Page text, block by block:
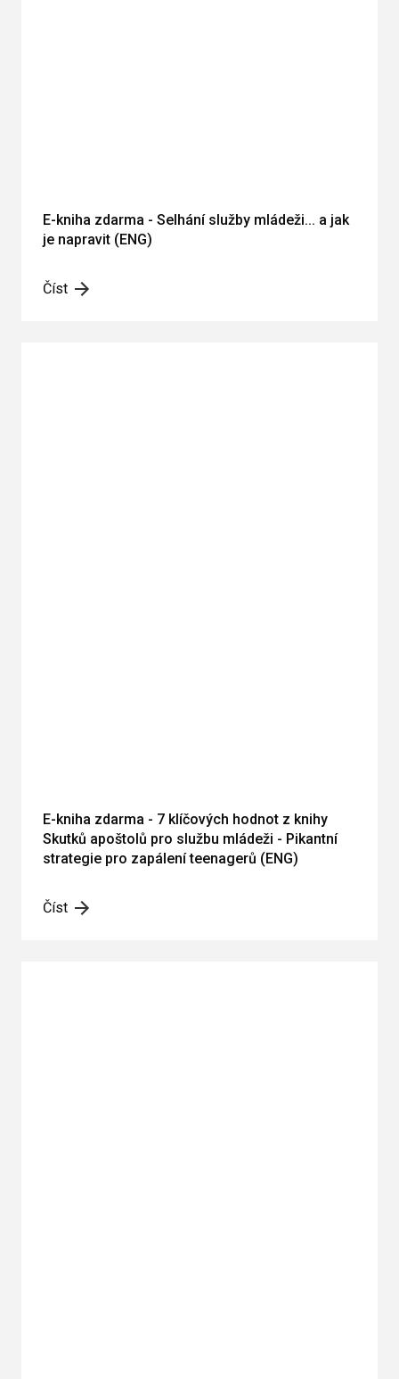
E-kniha zdarma - Selhání služby mládeži... a jak
je napravit (ENG)
Číst
E-kniha zdarma - 7 klíčových hodnot z knihy
Skutků apoštolů pro službu mládeži - Pikantní
strategie pro zapálení teenagerů (ENG)
Číst